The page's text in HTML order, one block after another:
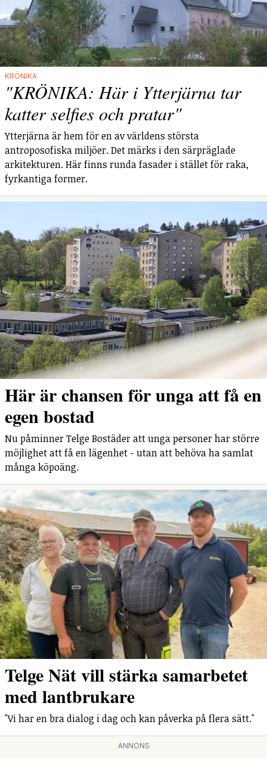
KRÖNIKA
"KRÖNIKA: Här i Ytterjärna tar
katter selfies och pratar"
Ytterjärna är hem för en av världens största
antroposofiska miljöer. Det märks i den särpräglade
arkitekturen. Här finns runda fasader i stället för raka,
fyrkantiga former.
Här är chansen för unga att få en
egen bostad
Nu påminner Telge Bostäder att unga personer har större
möjlighet att få en lägenhet - utan att behöva ha samlat
många köpoäng.
Telge Nät vill stärka samarbetet
med lantbrukare
"Vi har en bra dialog i dag och kan påverka på flera sätt."
ANNONS